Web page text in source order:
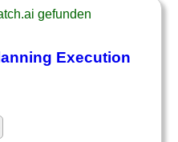
gefunden
Execution